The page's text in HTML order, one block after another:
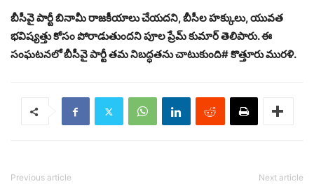
బీసీవై పార్టీ బినామీ రాజకీయాలు చేయదని, బీసీల హక్కులు, యువత
భవిష్యత్తు కోసం పోరాడుతుందని పూల ప్రేమ్ కుమార్ తెలిపారు. ఈ
సంఘటనలో బీసీవై పార్టీ తమ నిబద్ధతను చాటుకుంది# కొత్తూరు మురళి.
Previous article Next article